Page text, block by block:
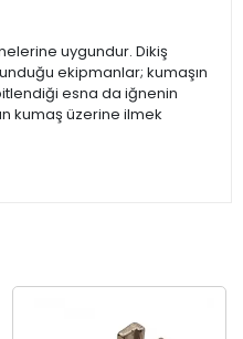
uygundur. Dikiş
ekipmanlar; kumaşın
esna da iğnenin
kumaş üzerine ilmek